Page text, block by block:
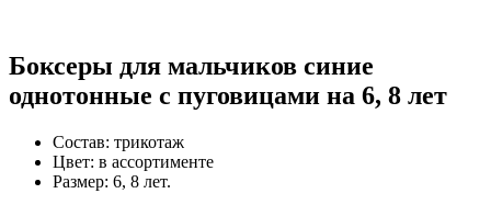
Боксеры для мальчиков синие
однотонные с пуговицами на 6, 8 лет
Состав: трикотаж
Цвет: в ассортименте
Размер: 6, 8 лет.